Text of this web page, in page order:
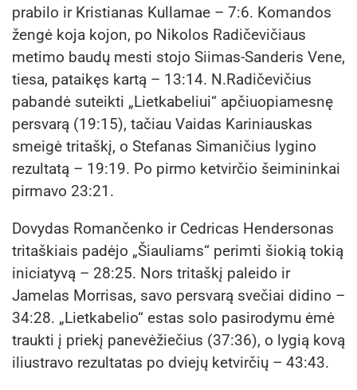
prabilo ir Kristianas Kullamae – 7:6. Komandos
žengė koja kojon, po Nikolos Radičevičiaus
metimo baudų mesti stojo Siimas-Sanderis Vene,
tiesa, pataikęs kartą – 13:14. N.Radičevičius
pabandė suteikti „Lietkabeliui“ apčiuopiamesnę
persvarą (19:15), tačiau Vaidas Kariniauskas
smeigė tritaškį, o Stefanas Simaničius lygino
rezultatą – 19:19. Po pirmo ketvirčio šeimininkai
pirmavo 23:21.
Dovydas Romančenko ir Cedricas Hendersonas
tritaškiais padėjo „Šiauliams“ perimti šiokią tokią
iniciatyvą – 28:25. Nors tritaškį paleido ir
Jamelas Morrisas, savo persvarą svečiai didino –
34:28. „Lietkabelio“ estas solo pasirodymu ėmė
traukti į priekį panevėžiečius (37:36), o lygią kovą
iliustravo rezultatas po dviejų ketvirčių – 43:43.